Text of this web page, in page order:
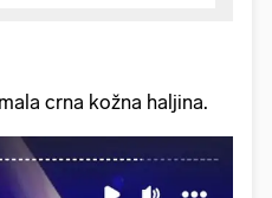
crna kožna haljina.